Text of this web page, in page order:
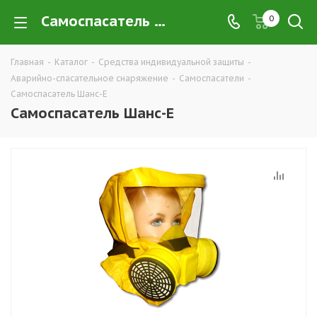
Самоспасатель Шанс-Е купить в Екатеринбурге по низким ценам оптом — интернет-магазин CИЗ в розницу компании РПС Урал 0
Главная - Каталог - Средства индивидуальной защиты -
Аварийно-спасательное снаряжение - Самоспасатели -
Самоспасатель Шанс-Е
Самоспасатель Шанс-Е